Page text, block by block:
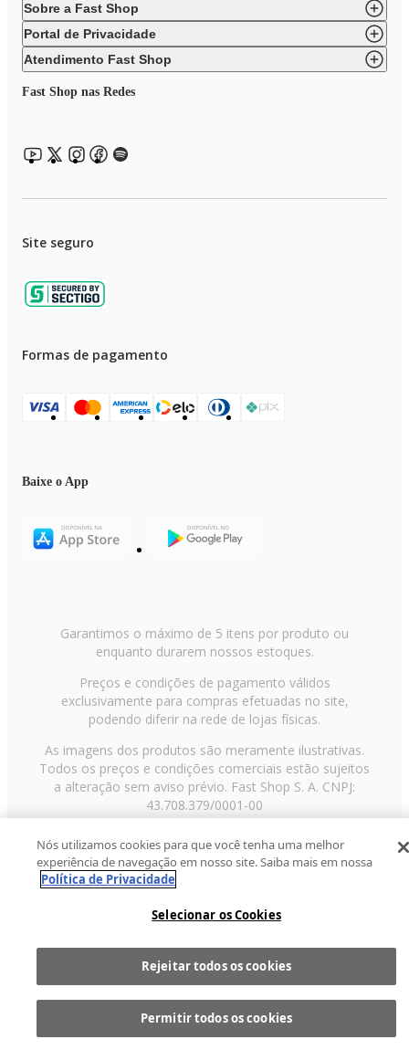
Comprar
Sobre a Fast Shop
Portal de Privacidade
Atendimento Fast Shop
Fast Shop nas Redes
Site seguro
Formas de pagamento
Baixe o App
Garantimos o máximo de 5 itens por produto ou
enquanto durarem nossos estoques.
Preços e condições de pagamento válidos
exclusivamente para compras efetuadas no site,
podendo diferir na rede de lojas físicas.
As imagens dos produtos são meramente ilustrativas.
Todos os preços e condições comerciais estão sujeitos
a alteração sem aviso prévio. Fast Shop S. A. CNPJ:
43.708.379/0001-00
Avenida Zaki Narchi, nº 1650, sobreloja, Carandiru, São
Paulo/SP, CEP 02029-001, Telefone: 11 3003-3728 ©
2013 Fast Shop - Todos os direitos reservadosRF
Nós utilizamos cookies para que você tenha uma melhor
experiência de navegação em nosso site. Saiba mais em nossa
Política de Privacidade
Selecionar os Cookies
Rejeitar todos os cookies
Permitir todos os cookies